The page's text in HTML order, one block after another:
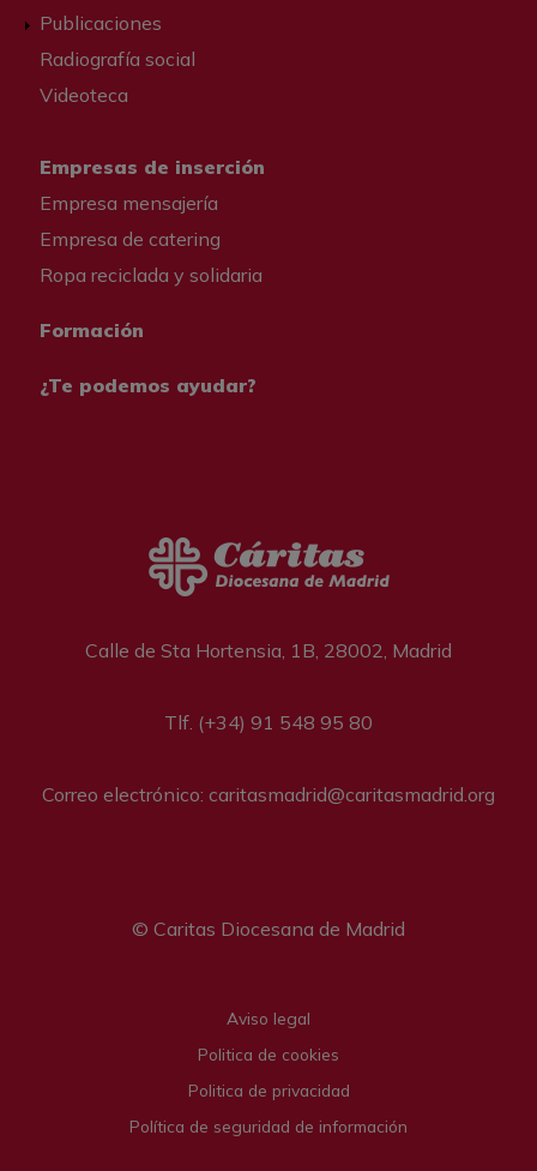
Publicaciones
Radiografía social
Videoteca
Empresas de inserción
Empresa mensajería
Empresa de catering
Ropa reciclada y solidaria
Formación
¿Te podemos ayudar?
Calle de Sta Hortensia, 1B, 28002, Madrid
Tlf. (+34) 91 548 95 80
Correo electrónico: caritasmadrid@caritasmadrid.org
© Caritas Diocesana de Madrid
Aviso legal
Politica de cookies
Politica de privacidad
Política de seguridad de información